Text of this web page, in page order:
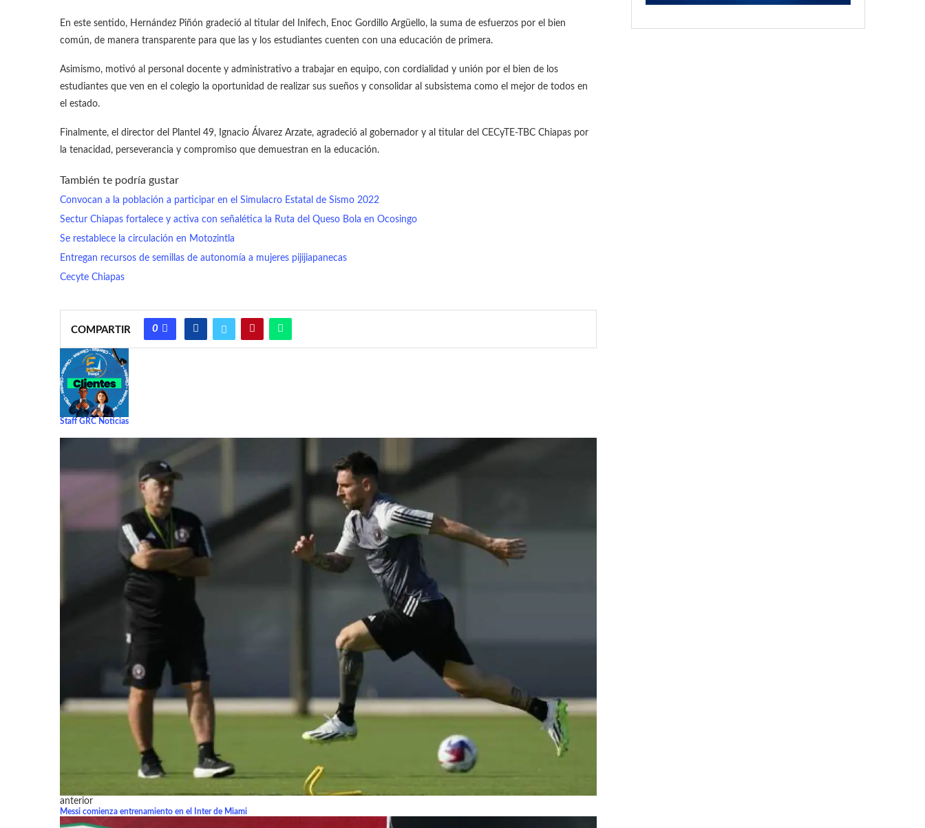
En este sentido, Hernández Piñón gradeció al titular del Inifech, Enoc Gordillo Argüello, la suma de esfuerzos por el bien
común, de manera transparente para que las y los estudiantes cuenten con una educación de primera.
Asimismo, motivó al personal docente y administrativo a trabajar en equipo, con cordialidad y unión por el bien de los
estudiantes que ven en el colegio la oportunidad de realizar sus sueños y consolidar al subsistema como el mejor de todos en
el estado.
Finalmente, el director del Plantel 49, Ignacio Álvarez Arzate, agradeció al gobernador y al titular del CECyTE-TBC Chiapas por
la tenacidad, perseverancia y compromiso que demuestran en la educación.
También te podría gustar
Convocan a la población a participar en el Simulacro Estatal de Sismo 2022
Sectur Chiapas fortalece y activa con señalética la Ruta del Queso Bola en Ocosingo
Se restablece la circulación en Motozintla
Entregan recursos de semillas de autonomía a mujeres pijijiapanecas
Cecyte Chiapas
COMPARTIR 0
Staff GRC Noticias
anterior
Messi comienza entrenamiento en el Inter de Miami